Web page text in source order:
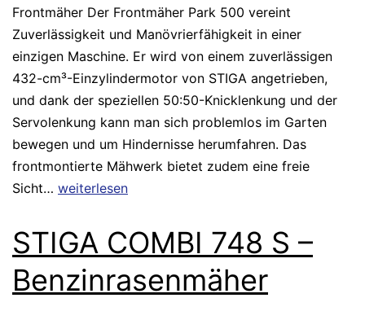
Frontmäher Der Frontmäher Park 500 vereint
Zuverlässigkeit und Manövrierfähigkeit in einer
einzigen Maschine. Er wird von einem zuverlässigen
432-cm³-Einzylindermotor von STIGA angetrieben,
und dank der speziellen 50:50-Knicklenkung und der
Servolenkung kann man sich problemlos im Garten
bewegen und um Hindernisse herumfahren. Das
frontmontierte Mähwerk bietet zudem eine freie
Sicht… weiterlesen
STIGA COMBI 748 S –
Benzinrasenmäher